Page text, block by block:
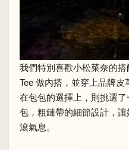
我們特別喜歡小松菜奈的
Tee 做內搭，並穿上品牌
在包包的選擇上，則挑選
包，粗鏈帶的細節設計，
滾氣息。